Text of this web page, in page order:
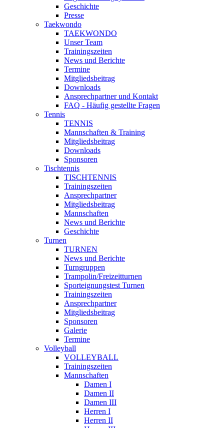
Geschichte
Presse
Taekwondo
TAEKWONDO
Unser Team
Trainingszeiten
News und Berichte
Termine
Mitgliedsbeitrag
Downloads
Ansprechpartner und Kontakt
FAQ - Häufig gestellte Fragen
Tennis
TENNIS
Mannschaften & Training
Mitgliedsbeitrag
Downloads
Sponsoren
Tischtennis
TISCHTENNIS
Trainingszeiten
Ansprechpartner
Mitgliedsbeitrag
Mannschaften
News und Berichte
Geschichte
Turnen
TURNEN
News und Berichte
Turngruppen
Trampolin/Freizeitturnen
Sporteignungstest Turnen
Trainingszeiten
Ansprechpartner
Mitgliedsbeitrag
Sponsoren
Galerie
Termine
Volleyball
VOLLEYBALL
Trainingszeiten
Mannschaften
Damen I
Damen II
Damen III
Herren I
Herren II